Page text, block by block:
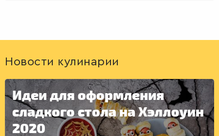
Новости кулинарии
Идеи для оформления
сладкого стола на Хэллоуин
2020